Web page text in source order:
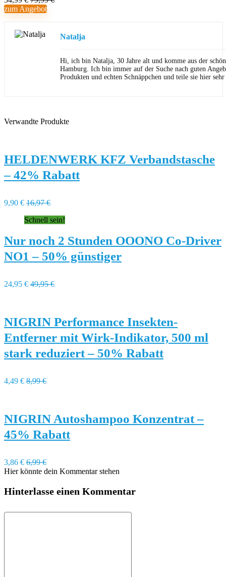
zum Angebot
Natalja
Hi, ich bin Natalja, 30 Jahre alt und komme aus der
Hamburg. Ich bin immer auf der Suche nach guten
Produkten und echten Schnäppchen und teile sie hier
Verwandte Produkte
HELDENWERK KFZ Verbandstasche
– 42% Rabatt
9,90 € 16,97 €
Schnell sein!
Nur noch 2 Stunden OOONO Co-Driver
NO1 – 50% günstiger
24,95 € 49,95 €
NIGRIN Performance Insekten-
Entferner mit Wirk-Indikator, 500 ml
stark reduziert – 50% Rabatt
4,49 € 8,99 €
NIGRIN Autoshampoo Konzentrat –
45% Rabatt
3,86 € 6,99 €
Hier könnte dein Kommentar stehen
Hinterlasse einen Kommentar